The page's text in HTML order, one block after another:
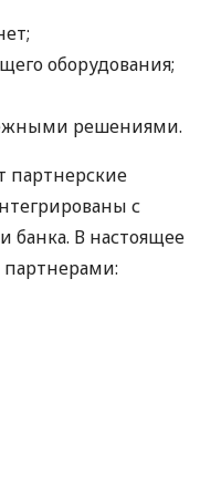
оборудования;
решениями.
партнерские
с
В настоящее
партнерами: